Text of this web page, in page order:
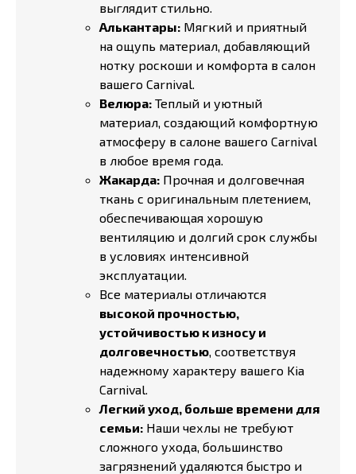
выглядит стильно.
Алькантары: Мягкий и приятный
на ощупь материал, добавляющий
нотку роскоши и комфорта в салон
вашего Carnival.
Велюра: Теплый и уютный
материал, создающий комфортную
атмосферу в салоне вашего Carnival
в любое время года.
Жакарда: Прочная и долговечная
ткань с оригинальным плетением,
обеспечивающая хорошую
вентиляцию и долгий срок службы
в условиях интенсивной
эксплуатации.
Все материалы отличаются
высокой прочностью,
устойчивостью к износу и
долговечностью, соответствуя
надежному характеру вашего Kia
Carnival.
Легкий уход, больше времени для
семьи: Наши чехлы не требуют
сложного ухода, большинство
загрязнений удаляются быстро и